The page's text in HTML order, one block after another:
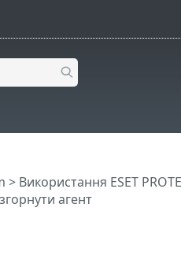
> Використання ESET
агент